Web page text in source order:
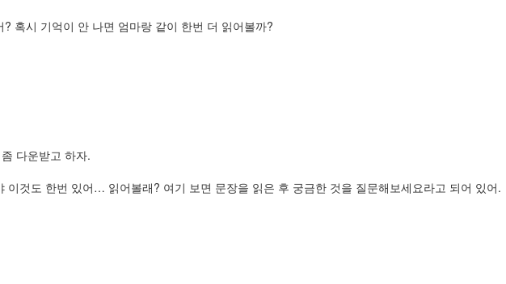
혹시 기억이 안 나면 엄마랑 같이 한번 더 읽어볼까?
다운받고 하자.
것도 한번 있어… 읽어볼래? 여기 보면 문장을 읽은 후 궁금한 것을 질문해보세요라고 되어 있어.